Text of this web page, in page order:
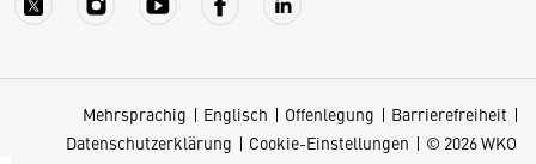
Mehrsprachig Englisch Offenlegung
Barrierefreiheit
Datenschutzerklärung
Cookie-Einstellungen © 2026 WKO